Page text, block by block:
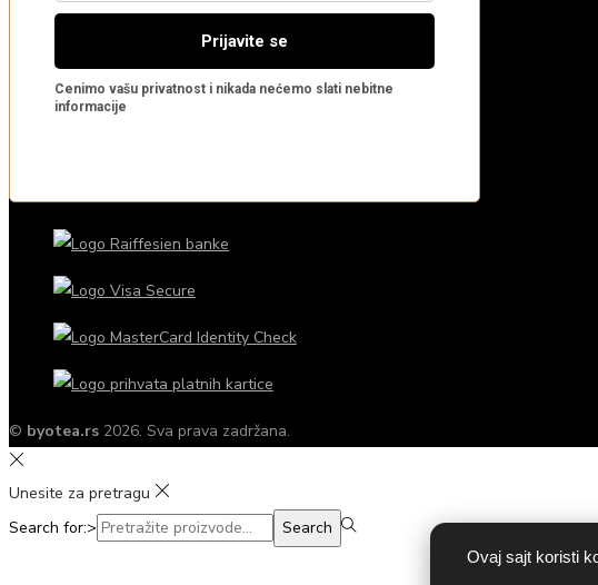
© byotea.rs 2026. Sva prava zadržana.
Unesite za pretragu
Search for:>
Search
Ovaj sajt koristi